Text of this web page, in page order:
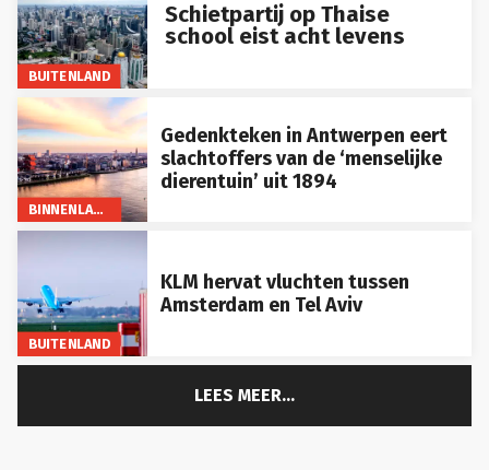
BUITENLAND
Schietpartij op Thaise
school eist acht levens
BINNENLAND
Gedenkteken in Antwerpen eert
slachtoffers van de ‘menselijke
dierentuin’ uit 1894
BUITENLAND
KLM hervat vluchten tussen
Amsterdam en Tel Aviv
LEES MEER...